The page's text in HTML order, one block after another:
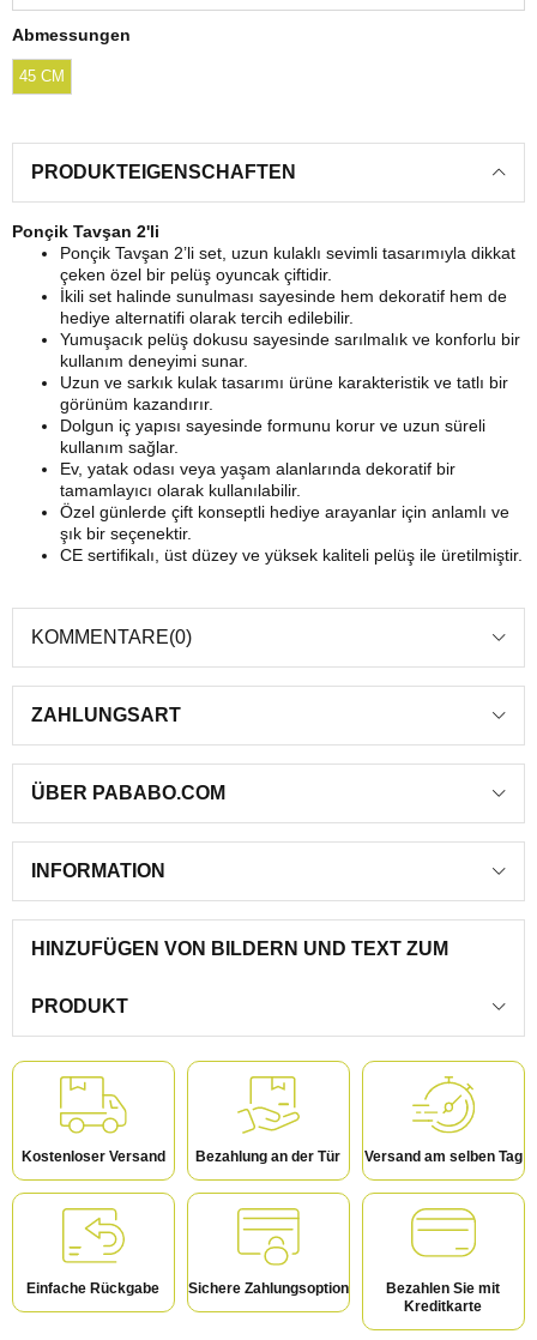
Abmessungen
45 CM
PRODUKTEIGENSCHAFTEN
Ponçik Tavşan 2'li
Ponçik Tavşan 2’li set, uzun kulaklı sevimli tasarımıyla dikkat
çeken özel bir pelüş oyuncak çiftidir.
İkili set halinde sunulması sayesinde hem dekoratif hem de
hediye alternatifi olarak tercih edilebilir.
Yumuşacık pelüş dokusu sayesinde sarılmalık ve konforlu bir
kullanım deneyimi sunar.
Uzun ve sarkık kulak tasarımı ürüne karakteristik ve tatlı bir
görünüm kazandırır.
Dolgun iç yapısı sayesinde formunu korur ve uzun süreli
kullanım sağlar.
Ev, yatak odası veya yaşam alanlarında dekoratif bir
tamamlayıcı olarak kullanılabilir.
Özel günlerde çift konseptli hediye arayanlar için anlamlı ve
şık bir seçenektir.
CE sertifikalı, üst düzey ve yüksek kaliteli pelüş ile üretilmiştir.
KOMMENTARE(0)
ZAHLUNGSART
ÜBER PABABO.COM
INFORMATION
HINZUFÜGEN VON BILDERN UND TEXT ZUM
PRODUKT
Kostenloser Versand Bezahlung an der Tür Versand am selben Tag
Einfache Rückgabe Sichere Zahlungsoption
Bezahlen Sie mit
Kreditkarte